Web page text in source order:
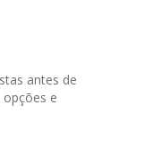
antes de
e